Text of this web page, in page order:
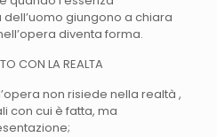
dell’uomo giungono a chiara
diventa forma.
CON LA REALTA
non risiede nella realtà ,
con cui è fatta, ma